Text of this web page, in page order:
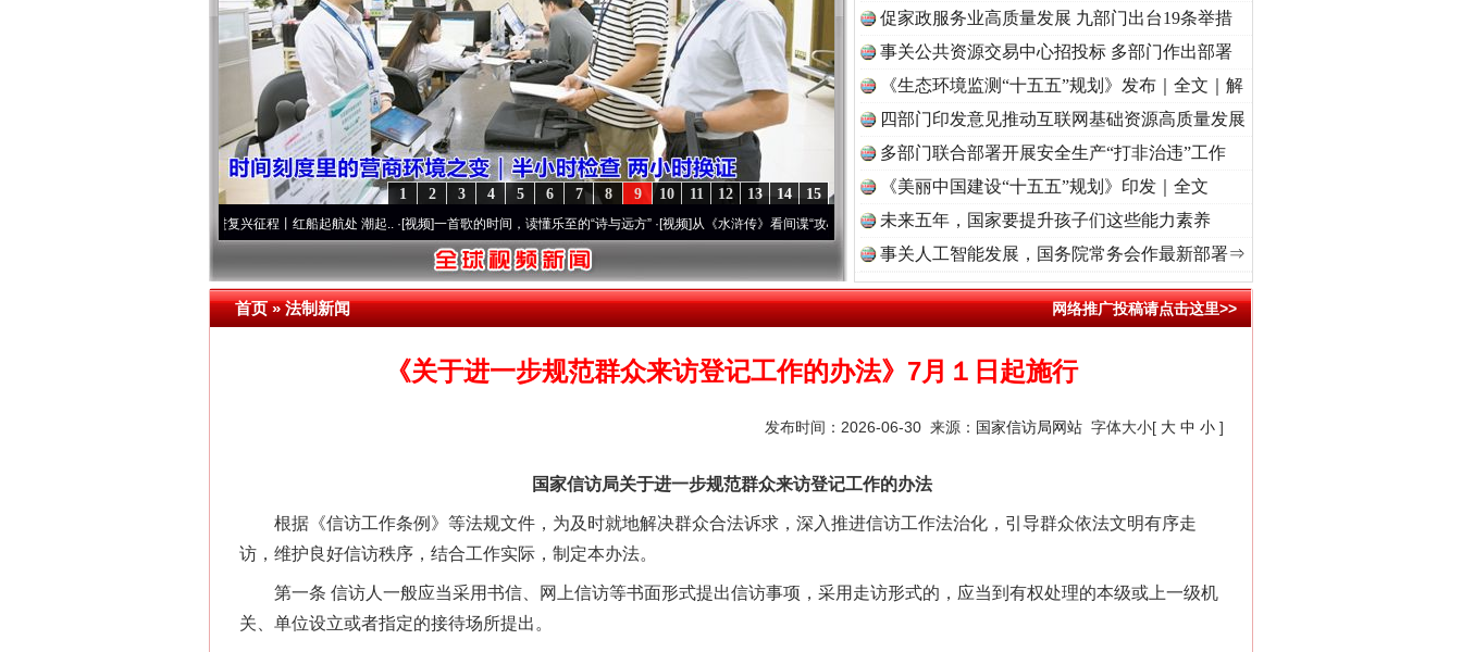
15
14
13
12
11
10
9
8
7
6
5
4
3
2
1
牢记初心使命 奋进复兴征程丨红船起航处 潮起..·[视频]一首歌的时间，读懂乐至的“诗与远方”·[视频]从《水浒传》看间谍“攻心套路”·[视频] 廉洁文化中国行丨祁连巍巍树丰碑·[视频] 微视频 | 三峡也催生？揭秘生态调度“流量密..
促家政服务业高质量发展 九部门出台19条举措
事关公共资源交易中心招投标 多部门作出部署
《生态环境监测“十五五”规划》发布｜全文｜解
读
四部门印发意见推动互联网基础资源高质量发展
多部门联合部署开展安全生产“打非治违”工作
《美丽中国建设“十五五”规划》印发｜全文
未来五年，国家要提升孩子们这些能力素养
事关人工智能发展，国务院常务会作最新部署⇒
首页»法制新闻 网络推广投稿请点击这里>>
《关于进一步规范群众来访登记工作的办法》7月１日起施行
发布时间：2026-06-30 来源： 国家信访局网站 字体大小[ 大 中 小 ]
国家信访局关于进一步规范群众来访登记工作的办法
根据《信访工作条例》等法规文件，为及时就地解决群众合法诉求，深入推进信访工作法治化，引导群众依法文明有序走
访，维护良好信访秩序，结合工作实际，制定本办法。
第一条 信访人一般应当采用书信、网上信访等书面形式提出信访事项，采用走访形式的，应当到有权处理的本级或上一级机
关、单位设立或者指定的接待场所提出。